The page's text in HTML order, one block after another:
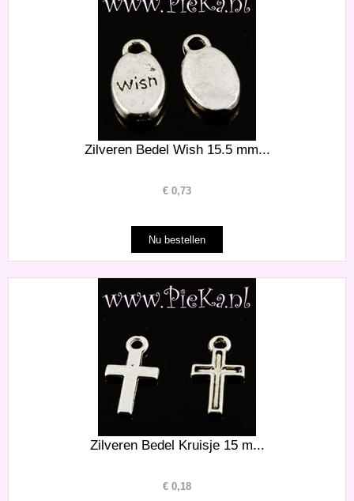
Zilveren Bedel Wish 15.5 mm...
€ 0,73
Zilveren Bedel Kruisje 15 m...
€ 0,18